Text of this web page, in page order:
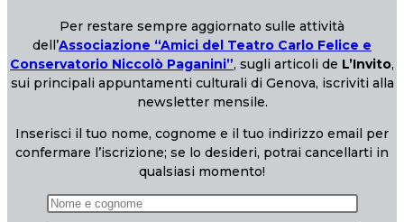
Per restare sempre aggiornato sulle attività
dell’Associazione “Amici del Teatro Carlo Felice e
Conservatorio Niccolò Paganini”, sugli articoli de L’Invito,
sui principali appuntamenti culturali di Genova, iscriviti alla
newsletter mensile.
Inserisci il tuo nome, cognome e il tuo indirizzo email per
confermare l’iscrizione; se lo desideri, potrai cancellarti in
qualsiasi momento!